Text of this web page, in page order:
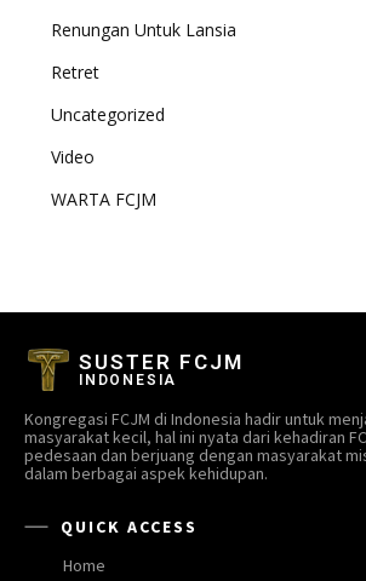
Renungan Untuk Lansia
Retret
Uncategorized
Video
WARTA FCJM
SUSTER FCJM
INDONESIA
Kongregasi FCJM di Indonesia hadir untuk
masyarakat kecil, hal ini nyata dari kehadiran
pedesaan dan berjuang dengan masyarakat
dalam berbagai aspek kehidupan.
QUICK ACCESS
Home